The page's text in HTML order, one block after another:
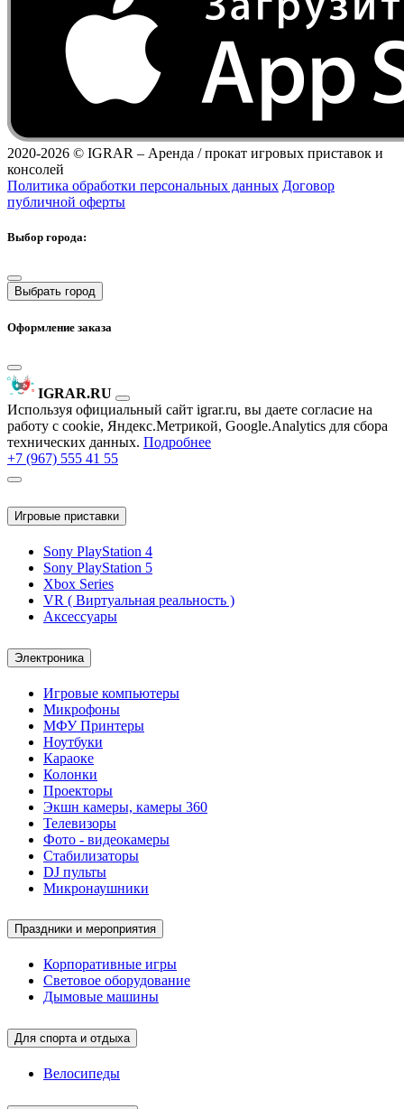
2020-2026 © IGRAR – Аренда / прокат игровых приставок и
консолей
Политика обработки персональных данных Договор
публичной оферты
Выбор города:
Выбрать город
Оформление заказа
IGRAR.RU
Используя официальный сайт igrar.ru, вы даете согласие на
работу с cookie, Яндекс.Метрикой, Google.Analytics для сбора
технических данных. Подробнее
+7 (967) 555 41 55
Игровые приставки
Sony PlayStation 4
Sony PlayStation 5
Xbox Series
VR ( Виртуальная реальность )
Аксессуары
Электроника
Игровые компьютеры
Микрофоны
МФУ Принтеры
Ноутбуки
Караоке
Колонки
Проекторы
Экшн камеры, камеры 360
Телевизоры
Фото - видеокамеры
Стабилизаторы
DJ пульты
Микронаушники
Праздники и мероприятия
Корпоративные игры
Световое оборудование
Дымовые машины
Для спорта и отдыха
Велосипеды